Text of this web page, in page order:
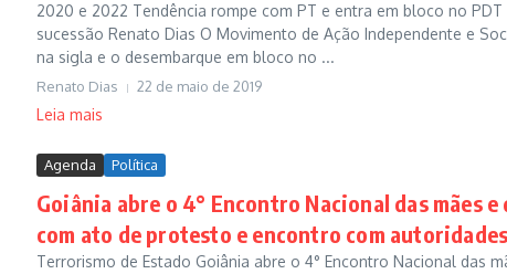
2020 e 2022 Tendência rompe com PT e entra em bloco no
sucessão Renato Dias O Movimento de Ação Independente e
na sigla e o desembarque em bloco no ...
Renato Dias 22 de maio de 2019
Leia mais
Agenda Política
Goiânia abre o 4° Encontro Nacional das mães
com ato de protesto e encontro com autoridades
Terrorismo de Estado Goiânia abre o 4° Encontro Nacional das